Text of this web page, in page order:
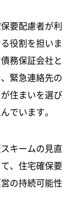
要配慮者が利
役割を担いま
務保証会社と
緊急連絡先の
住まいを選び
でいます。
キームの見直
、住宅確保要
の持続可能性